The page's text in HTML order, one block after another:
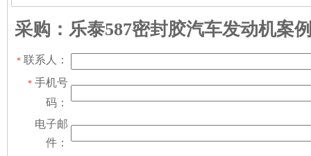
采购：乐泰587密封胶汽车发动机案
* 联系人：
* 手机号
码：
电子邮
件：